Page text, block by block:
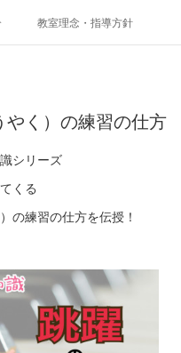
教室理念・指導方針
申し込み
アクセス
やく）の練習の仕方
シリーズ
くる
の練習の仕方を伝授！